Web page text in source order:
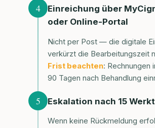
4
Einreichung über
oder Online-Portal
Nicht per Post — die digitale
verkürzt die Bearbeitungszeit
Frist beachten: Rechnungen
90 Tagen nach Behandlung
5 Eskalation nach 15
Wenn keine Rückmeldung